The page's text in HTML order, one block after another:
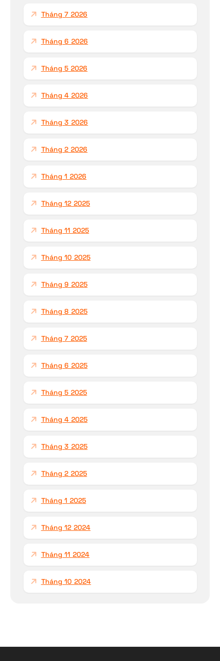
Tháng 7 2026
Tháng 6 2026
Tháng 5 2026
Tháng 4 2026
Tháng 3 2026
Tháng 2 2026
Tháng 1 2026
Tháng 12 2025
Tháng 11 2025
Tháng 10 2025
Tháng 9 2025
Tháng 8 2025
Tháng 7 2025
Tháng 6 2025
Tháng 5 2025
Tháng 4 2025
Tháng 3 2025
Tháng 2 2025
Tháng 1 2025
Tháng 12 2024
Tháng 11 2024
Tháng 10 2024